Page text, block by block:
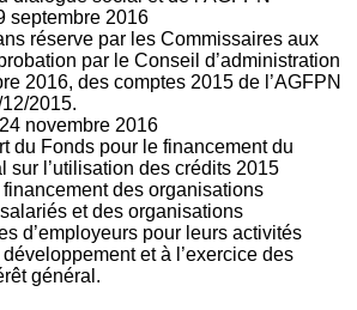
septembre 2016
réserve par les Commissaires aux
par le Conseil d’administration
2016, des comptes 2015 de l’AGFPN
2015.
24 novembre 2016
du Fonds pour le financement du
sur l’utilisation des crédits 2015
des organisations
et des organisations
d’employeurs pour leurs activités
et à l’exercice des
général.